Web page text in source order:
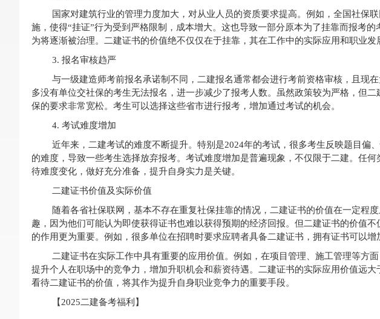
国家对建筑行业的管理力度加大，对从业人员的资质要求提高。例如，全国社保
施，使得“挂证”行为受到严格限制，成本增大。这也导致一部分原本为了挂靠而报考
为将逐渐被治理。二建证书的价值绝不仅仅在于挂靠，其在工作中的实际应用和职业发
3. 报名审核趋严
与一级建造师考前报名承诺制不同，二建报名通常都会进行考前资格审核，且现
多没有单位交社保的考生无法报名，进一步减少了报考人数。虽然政策较为严格，但
保的要求非常宽松。考生可以选择这些省市进行报考，增加通过考试的机会。
4. 考试难度增加
近年来，二建考试的难度不断提升。特别是2024年的考试，很多考生反映题目偏
的难度，导致一些考生选择放弃报考。考试难度增加是普遍现象，不仅限于二建。任
待难度变化，做好充分准备，提升自身实力是关键。
二建证书价值及实际价值
随着各省社保联网，基本不存在重复社保挂靠的情况，二建证书的价值在一定程
趣，因为他们可能认为即使获得证书也难以获得预期的经济回报。但二建证书的价值
的作用更为重要。例如，很多单位在招聘时要求应聘者具备二建证书，拥有证书可以增
二建证书在实际工作中具有重要的应用价值。例如，在项目管理、施工管理等方
提升个人在职场中的竞争力，增加升职机会和薪资待遇。二建证书的实际应用价值远
看待二建证书的价值，将其作为提升自身职业竞争力的重要手段。
【2025二建备考福利】